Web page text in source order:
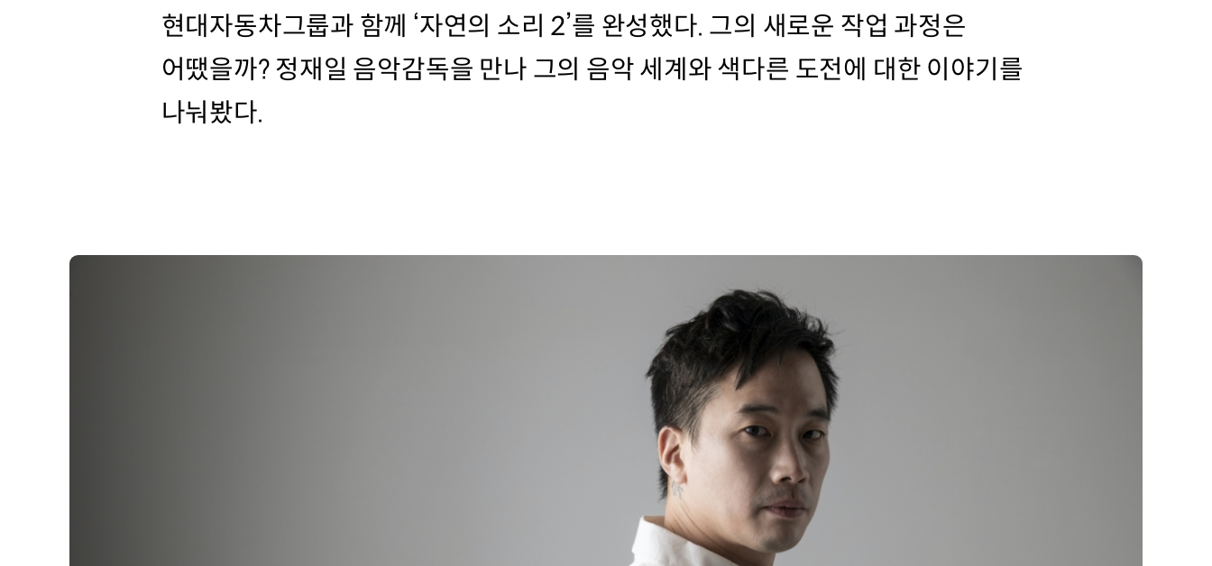
현대자동차그룹과 함께 ‘자연의 소리 2’를 완성했다. 그의 새로운 작업 과정은
어땠을까? 정재일 음악감독을 만나 그의 음악 세계와 색다른 도전에 대한 이야기를
나눠봤다.